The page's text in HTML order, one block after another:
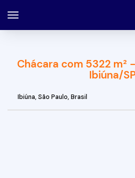
Chácara com 5322 m²
Ibiúna/
Ibiúna, São Paulo, Brasil